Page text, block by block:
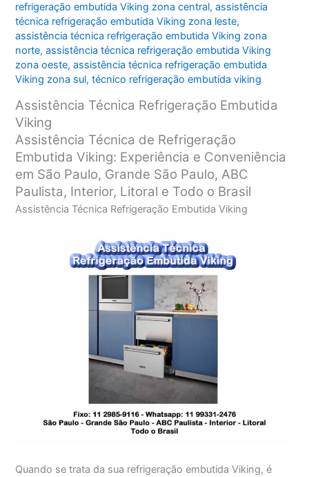
refrigeração embutida Viking zona central,assistência
técnica refrigeração embutida Viking zona leste,
assistência técnica refrigeração embutida Viking zona
norte,assistência técnica refrigeração embutida Viking
zona oeste,assistência técnica refrigeração embutida
Viking zona sul,técnico refrigeração embutida viking
Assistência Técnica Refrigeração Embutida
Viking
Assistência Técnica de Refrigeração
Embutida Viking: Experiência e Conveniência
em São Paulo, Grande São Paulo, ABC
Paulista, Interior, Litoral e Todo o Brasil
Assistência Técnica Refrigeração Embutida Viking
Quando se trata da sua refrigeração embutida Viking, é